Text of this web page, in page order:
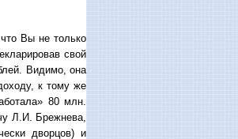
Вы не только
свой
Видимо, она
к тому же
80 млн.
Л.И. Брежнева,
дворцов) и